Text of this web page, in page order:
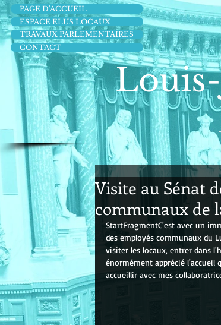
PAGE D'ACCUEIL
ESPACE ELUS LOCAUX
TRAVAUX PARLEMENTAIRES
CONTACT
Visite au Sénat
communaux de
StartFragmentC'est avec un
des employés communaux du
visiter les locaux, entrer dans
énormément apprécié l'accueil
accueillir avec mes